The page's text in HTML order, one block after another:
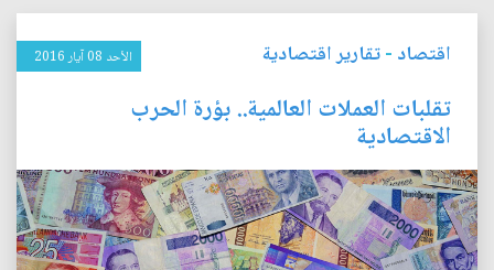
اقتصاد -تقارير اقتصادية الأحد 08 آيار 2016
تقلبات العملات العالمية.. بؤرة الحرب
الاقتصادية